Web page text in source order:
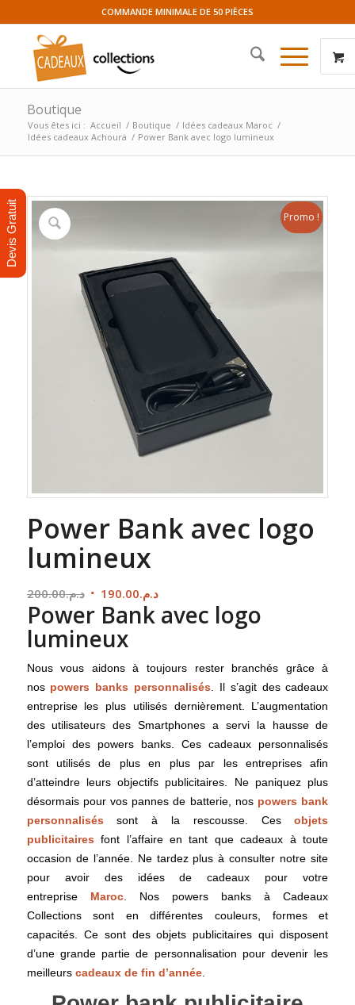
COMMANDE MINIMALE DE 50 PIÈCES
Boutique
Vous êtes ici : Accueil / Boutique / Idées cadeaux Maroc /
Idées cadeaux Achoura / Power Bank avec logo lumineux
Promo !
Power Bank avec logo
lumineux
د.م.200.00
Le
prix
était :
د.م.200.00.
د.م.190.00
Le
prix
د.م.190.00.
Power Bank avec logo
lumineux
Nous vous aidons à toujours rester branchés grâce à
nos powers banks personnalisés . Il s’agit des cadeaux
entreprise les plus utilisés dernièrement. L’augmentation
des utilisateurs des Smartphones a servi la hausse de
l’emploi des powers banks. Ces cadeaux personnalisés
sont utilisés de plus en plus par les entreprises afin
d’atteindre leurs objectifs publicitaires. Ne paniquez plus
désormais pour vos pannes de batterie, nos powers bank
personnalisés sont à la rescousse. Cesobjets
publicitaires font l’affaire en tant que cadeaux à toute
occasion de l’année. Ne tardez plus à consulter notre site
pour avoir des idées de cadeaux pour votre
entreprise Maroc. Nos powers banks à Cadeaux
Collections sont en différentes couleurs, formes et
capacités. Ce sont des objets publicitaires qui disposent
d’une grande partie de personnalisation pour devenir les
meilleurs cadeaux de fin d’année.
Devis Gratuit